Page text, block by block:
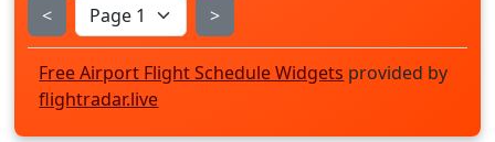
< >
Free Airport Flight Schedule Widgets provided by
flightradar.live